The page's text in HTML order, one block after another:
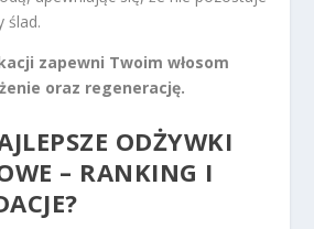
ślad.
zapewni Twoim włosom
oraz regenerację.
ODŻYWKI
– RANKING I